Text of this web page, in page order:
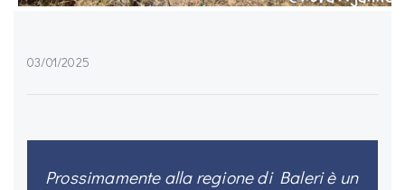
03/01/2025
Prossimamente alla regione di Baleri è un